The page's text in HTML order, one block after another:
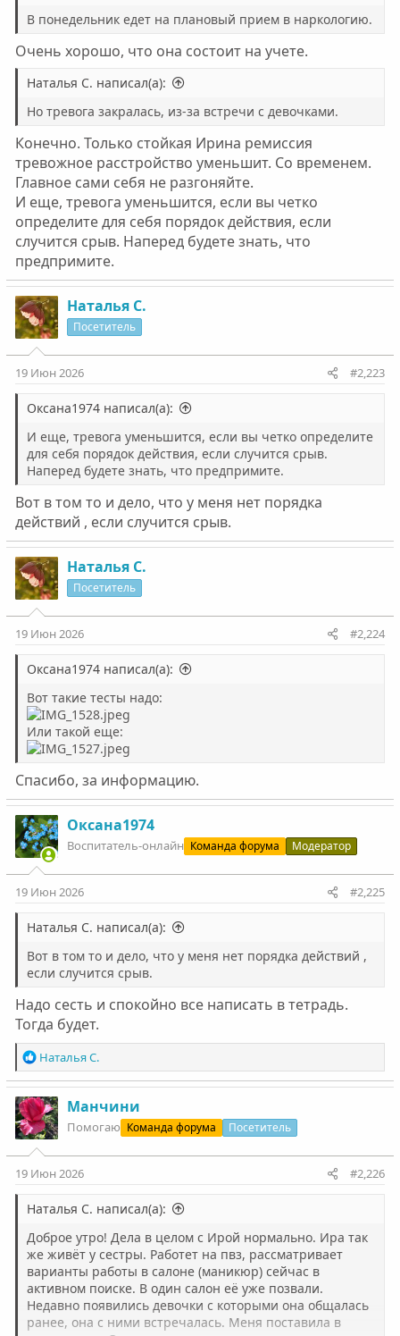
В понедельник едет на плановый прием в наркологию.
Очень хорошо, что она состоит на учете.
Наталья С. написал(а):
Но тревога закралась, из-за встречи с девочками.
Конечно. Только стойкая Ирина ремиссия
тревожное расстройство уменьшит. Со временем.
Главное сами себя не разгоняйте.
И еще, тревога уменьшится, если вы четко
определите для себя порядок действия, если
случится срыв. Наперед будете знать, что
предпримите.
Наталья С.
Посетитель
19 Июн 2026 #2,223
Оксана1974 написал(а):
И еще, тревога уменьшится, если вы четко определите
для себя порядок действия, если случится срыв.
Наперед будете знать, что предпримите.
Вот в том то и дело, что у меня нет порядка
действий , если случится срыв.
Наталья С.
Посетитель
19 Июн 2026 #2,224
Оксана1974 написал(а):
Вот такие тесты надо:
Или такой еще:
Спасибо, за информацию.
Оксана1974
Воспитатель-онлайн Команда форума Модератор
19 Июн 2026 #2,225
Наталья С. написал(а):
Вот в том то и дело, что у меня нет порядка действий ,
если случится срыв.
Надо сесть и спокойно все написать в тетрадь.
Тогда будет.
Р
е
а
к
ц
и
и
:
Наталья С.
Манчини
Помогаю Команда форума Посетитель
19 Июн 2026 #2,226
Наталья С. написал(а):
Доброе утро! Дела в целом с Ирой нормально. Ира так
же живёт у сестры. Работет на пвз, рассматривает
варианты работы в салоне (маникюр) сейчас в
активном поиске. В один салон её уже позвали.
Недавно появились девочки с которыми она общалась
ранее, она с ними встречалась. Меня поставила в